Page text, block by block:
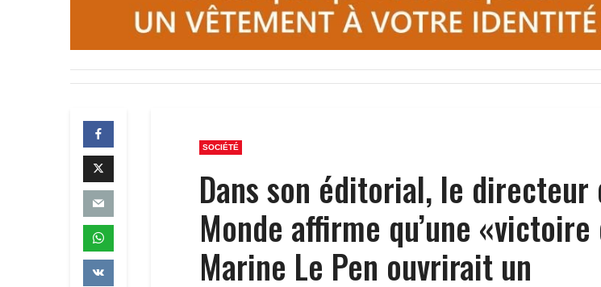
SOCIÉTÉ
Dans son éditorial, le directeur
Monde affirme qu’une «victoire
Marine Le Pen ouvrirait un